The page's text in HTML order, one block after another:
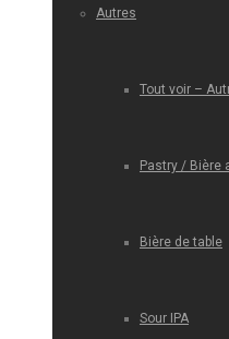
Autres
Tout voir –
Pastry / Bière
Bière de table
Sour IPA